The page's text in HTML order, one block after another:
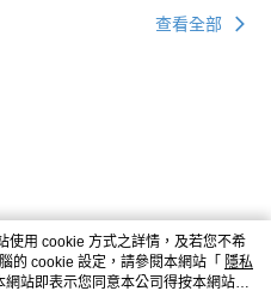
查看全部
使用 cookie 方式之詳情，及若您不希
的 cookie 設定，請參閱本網站「 隱私
站即表示您同意本公司得按本網站使